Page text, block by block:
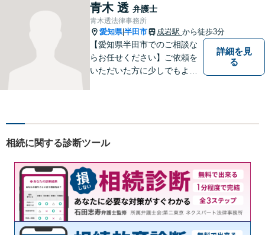
青木 透 弁護士
青木透法律事務所
愛知県|半田市 成岩駅 から徒歩3分
【愛知県半田市でのご相談な
らお任せください】ご依頼を
いただいた方に少しでもよい
詳細を見
る
相続に関する診断ツール